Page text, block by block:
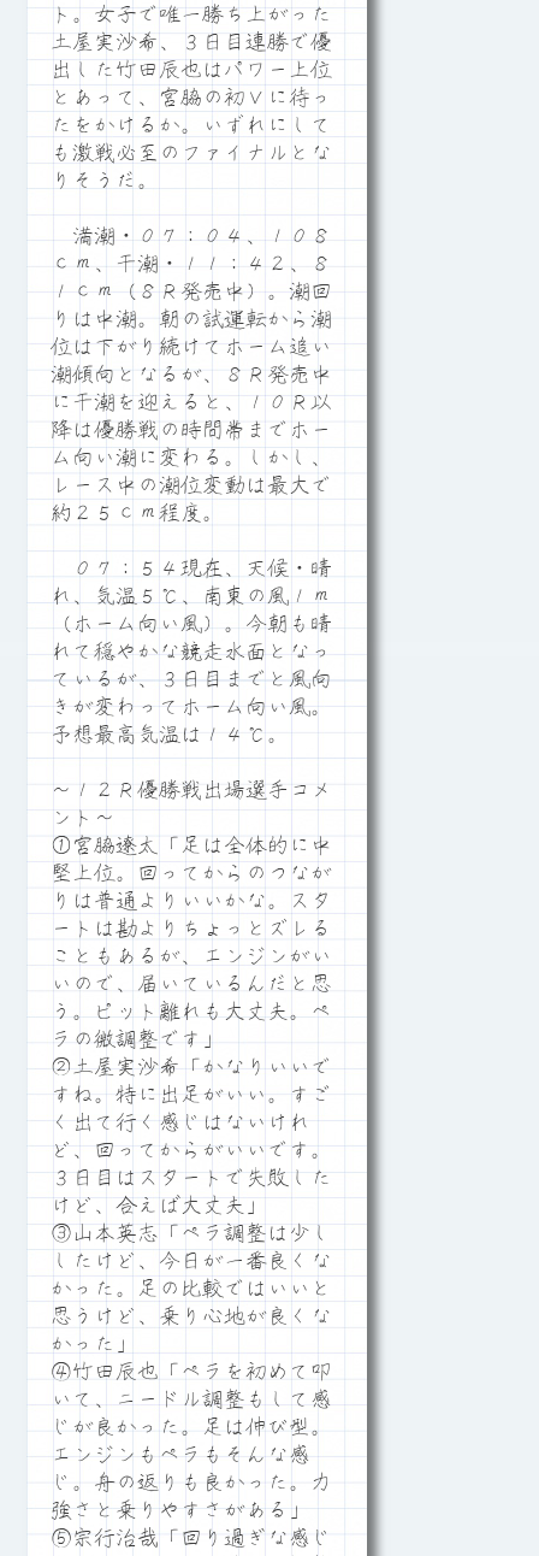
ト。女子で唯一勝ち上がった
土屋実沙希、３日目連勝で優
出した竹田辰也はパワー上位
とあって、宮脇の初Ｖに待っ
たをかけるか。いずれにして
も激戦必至のファイナルとな
りそうだ。
満潮・０７：０４、１０８
ｃｍ、干潮・１１：４２、８
１ｃｍ（８Ｒ発売中）。潮回
りは中潮。朝の試運転から潮
位は下がり続けてホーム追い
潮傾向となるが、８Ｒ発売中
に干潮を迎えると、１０Ｒ以
降は優勝戦の時間帯までホー
ム向い潮に変わる。しかし、
レース中の潮位変動は最大で
約２５ｃｍ程度。
０７：５４現在、天候・晴
れ、気温５℃、南東の風１ｍ
（ホーム向い風）。今朝も晴
れて穏やかな競走水面となっ
ているが、３日目までと風向
きが変わってホーム向い風。
予想最高気温は１４℃。
～１２Ｒ優勝戦出場選手コメ
ント～
①宮脇遼太「足は全体的に中
堅上位。回ってからのつなが
りは普通よりいいかな。スタ
ートは勘よりちょっとズレる
こともあるが、エンジンがい
いので、届いているんだと思
う。ピット離れも大丈夫。ペ
ラの微調整です」
②土屋実沙希「かなりいいで
すね。特に出足がいい。すご
く出て行く感じはないけれ
ど、回ってからがいいです。
３日目はスタートで失敗した
けど、合えば大丈夫」
③山本英志「ペラ調整は少し
したけど、今日が一番良くな
かった。足の比較ではいいと
思うけど、乗り心地が良くな
かった」
④竹田辰也「ペラを初めて叩
いて、ニードル調整もして感
じが良かった。足は伸び型。
エンジンもペラもそんな感
じ。舟の返りも良かった。力
強さと乗りやすさがある」
⑤宗行治哉「回り過ぎな感じ